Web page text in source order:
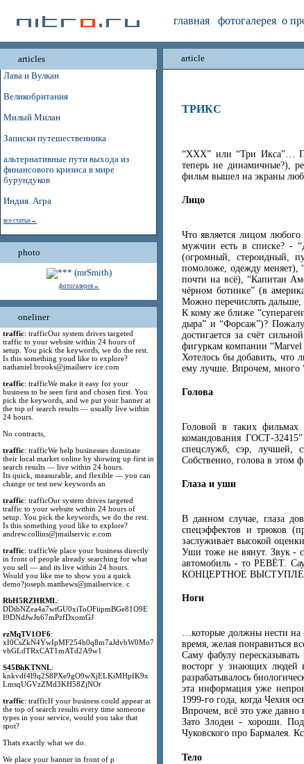
главная фотогалерея о
articles
Лава и Вулкан
Великобритания
Милый Милан
Записки путешественника
альтернативные пути выхода из
финансового кризиса в мире
бурундуков
Индия. Агра
все статьи→
photo
фотогалерея→
oneliner
traffic: trafficOur system drives targeted
traffic to your website within 24 hours of
setup. You pick the keywords, we do the rest.
Is this something youd like to explore?
nathaniel.brooks@jmailserv ice.com
traffic: trafficWe make it easy for your
business to be seen first and chosen first. You
pick the keywords, and we put your banner at
the top of search results — usually live within
24 hours.
No contracts,
traffic: trafficWe help businesses dominate
their local market online by showing up first in
search results — live within 24 hours.
Its quick, measurable, and flexible — you can
change or test new keywords an
traffic: trafficOur system drives targeted
traffic to your website within 24 hours of
setup. You pick the keywords, we do the rest.
Is this something youd like to explore?
andrew.collins@jmailservic e.com
traffic: trafficWe place your business directly
in front of people already searching for what
you sell — and its live within 24 hours.
Would you like me to show you a quick
demo?joseph.matthews@jmailservice. c
RbH5RZHRML:
DDibNZea4a7wtGU0xiToOFiipmBGe81O9E
I9DNdJwJn67mPzfDxomGJ
rzMqTV1OF6:
xI0CsZkN4YwIpMF254b0q8m7aJdvbW0Mo7
vhGLdTRxCAT1mATd2A9w1
S45BhKTNNL:
knkvdf4l9q2S8PXe9gO9wXjELKiMHpfK9x
LmsqUGVzZMd3KH58ZjNOr
traffic: trafficIf your business could appear at
the top of search results every time someone
types in your service, would you take that
spot?
Thats exactly what we do.
We place your banner in front of p
article
ТРИКС
“ХХХ” или “Три Икса”…
теперь не динамичные?),
фильм вышел на экраны
Лицо
Что является лицом
мужчин есть в списке? -
(огромный, стероидный,
помоложе, одежду меняет),
почти на всё), “Капитан
чёрном ботинке” (в
Можно перечислять
К кому же ближе
дыра” и “Форсаж”)?
достигается за счёт
фигуркам компании “Marvel
Хотелось бы добавить, что
ему лучше. Впрочем, много
Голова
Головой в таких фильмах
командования ГОСТ-
спецслужб, сэр, лучшей,
Собственно, голова в этом
Глаза и уши
В данном случае, глаза
спецэффектов и трюков
заслуживает высокой
Уши тоже не вянут. Звук -
автомобиль - то РЕВЁТ.
КОНЦЕРТНОЕ
Ноги
…которые должны нести на
время, желая понравиться
Саму фабулу
восторг у знающих
разрабатывалось
эта информация уже
1999-го года, когда Чехия
Впрочем, всё это уже давно
Зато Злодеи - хороши.
Чуковского про Бармалея.
Тело